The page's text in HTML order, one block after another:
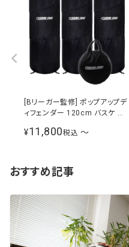
[Bリーガー監修] ポップアップデ
ィフェンダー 120cm バスケ 練
DFP
¥11,800税込 〜
おすすめ記事